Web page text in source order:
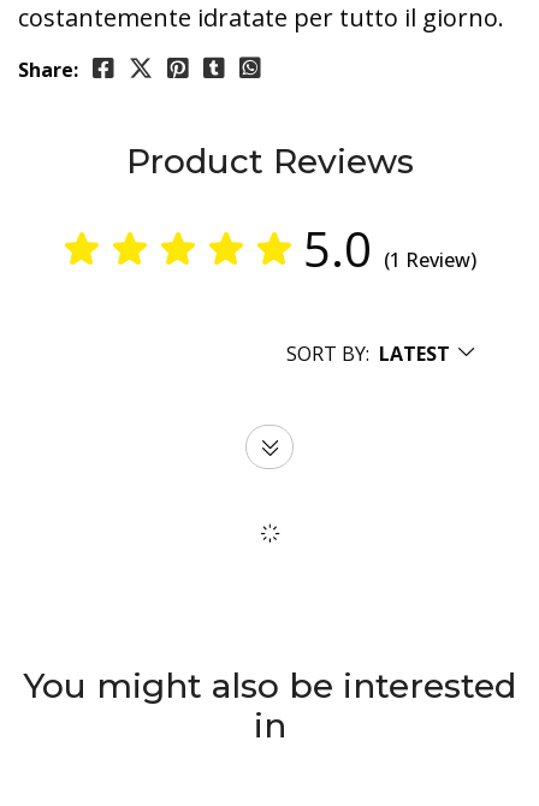
costantemente idratate per tutto il giorno.
Share:
Product Reviews
5.0 (1 Review)
SORT BY: LATEST
You might also be interested
in